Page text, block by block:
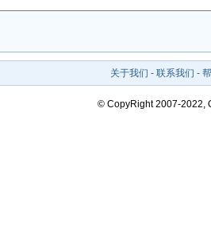
关于我们 - 联系我们 -
© CopyRight 2007-2022,